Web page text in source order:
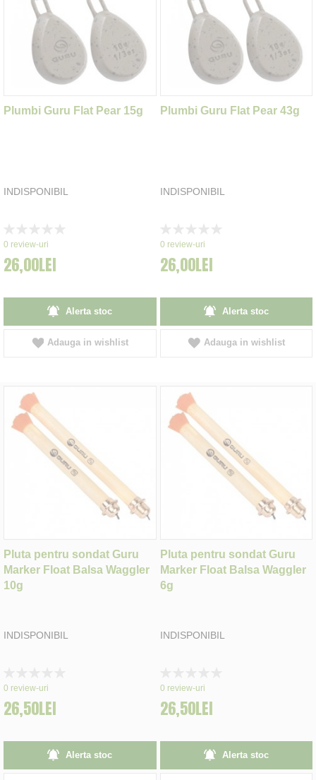
Plumbi Guru Flat Pear 15g
INDISPONIBIL
0%
0 review-uri
26,00LEI
Alerta stoc
Adauga in wishlist
Plumbi Guru Flat Pear 43g
INDISPONIBIL
0%
0 review-uri
26,00LEI
Alerta stoc
Adauga in wishlist
Pluta pentru sondat Guru
Marker Float Balsa Waggler
10g
INDISPONIBIL
0%
0 review-uri
26,50LEI
Alerta stoc
Pluta pentru sondat Guru
Marker Float Balsa Waggler
6g
INDISPONIBIL
0%
0 review-uri
26,50LEI
Alerta stoc